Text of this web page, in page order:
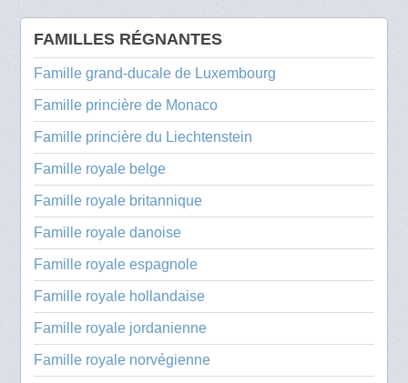
FAMILLES RÉGNANTES
Famille grand-ducale de Luxembourg
Famille princière de Monaco
Famille princière du Liechtenstein
Famille royale belge
Famille royale britannique
Famille royale danoise
Famille royale espagnole
Famille royale hollandaise
Famille royale jordanienne
Famille royale norvégienne